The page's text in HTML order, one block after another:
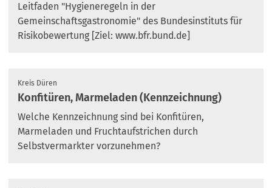
Leitfaden "Hygieneregeln in der
Gemeinschaftsgastronomie" des Bundesinstituts für
Risikobewertung [Ziel: www.bfr.bund.de]
Kreis Düren
Konfitüren, Marmeladen (Kennzeichnung)
Welche Kennzeichnung sind bei Konfitüren,
Marmeladen und Fruchtaufstrichen durch
Selbstvermarkter vorzunehmen?